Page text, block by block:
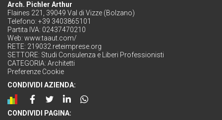
Arch. Pichler Arthur
Flaines 221, 39049 Val di Vizze (Bolzano)
Telefono: +39 3403865101
Partita IVA: 02437470210
Web: www.taaut.com/
RETE: 219032.reteimprese.org
SETTORE: Studi Consulenza e Liberi Professionisti
CATEGORIA: Architetti
Preferenze Cookie
CONDIVIDI AZIENDA:
CONDIVIDI PAGINA: